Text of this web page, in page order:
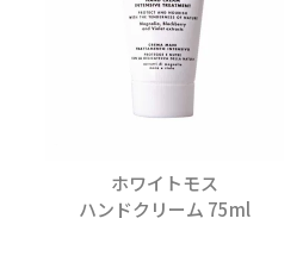
ホワイトモス
ハンドクリーム 75ml